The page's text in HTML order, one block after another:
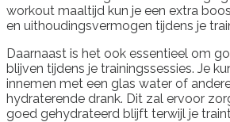
workout maaltijd kun je een extra
en uithoudingsvermogen tijdens je
Daarnaast is het ook essentieel om
blijven tijdens je trainingssessies. Je
innemen met een glas water of
hydraterende drank. Dit zal ervoor
goed gehydrateerd blijft terwijl je